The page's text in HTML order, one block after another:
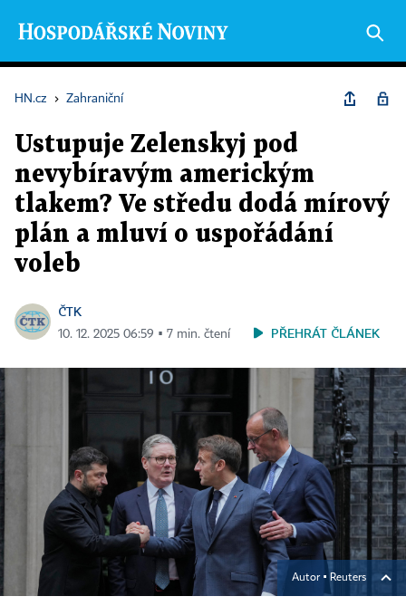
HN.cz › Zahraniční
Ustupuje Zelenskyj pod
nevybíravým americkým
tlakem? Ve středu dodá mírový
plán a mluví o uspořádání
voleb
ČTK
10. 12. 2025 06:59 ▪ 7 min. čtení PŘEHRÁT ČLÁNEK
Autor ▪ Reuters